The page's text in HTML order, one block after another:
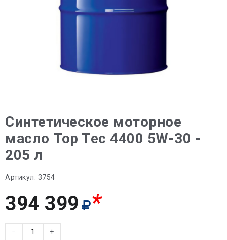
Синтетическое моторное
масло Top Tec 4400 5W-30 -
205 л
Артикул: 3754
394 399 *
− +